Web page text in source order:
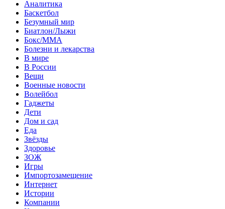
Аналитика
Баскетбол
Безумный мир
Биатлон/Лыжи
Бокс/MMA
Болезни и лекарства
В мире
В России
Вещи
Военные новости
Волейбол
Гаджеты
Дети
Дом и сад
Еда
Звёзды
Здоровье
ЗОЖ
Игры
Импортозамещение
Интернет
Истории
Компании